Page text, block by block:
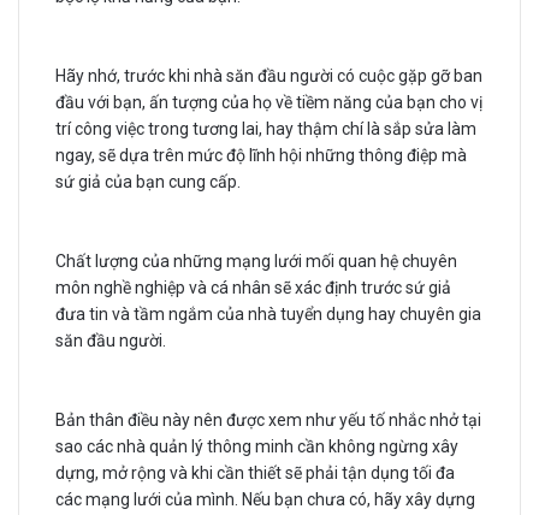
Hãy nhớ, trước khi nhà săn đầu người có cuộc gặp gỡ ban
đầu với bạn, ấn tượng của họ về tiềm năng của bạn cho vị
trí công việc trong tương lai, hay thậm chí là sắp sửa làm
ngay, sẽ dựa trên mức độ lĩnh hội những thông điệp mà
sứ giả của bạn cung cấp.
Chất lượng của những mạng lưới mối quan hệ chuyên
môn nghề nghiệp và cá nhân sẽ xác định trước sứ giả
đưa tin và tầm ngắm của nhà tuyển dụng hay chuyên gia
săn đầu người.
Bản thân điều này nên được xem như yếu tố nhắc nhở tại
sao các nhà quản lý thông minh cần không ngừng xây
dựng, mở rộng và khi cần thiết sẽ phải tận dụng tối đa
các mạng lưới của mình. Nếu bạn chưa có, hãy xây dựng